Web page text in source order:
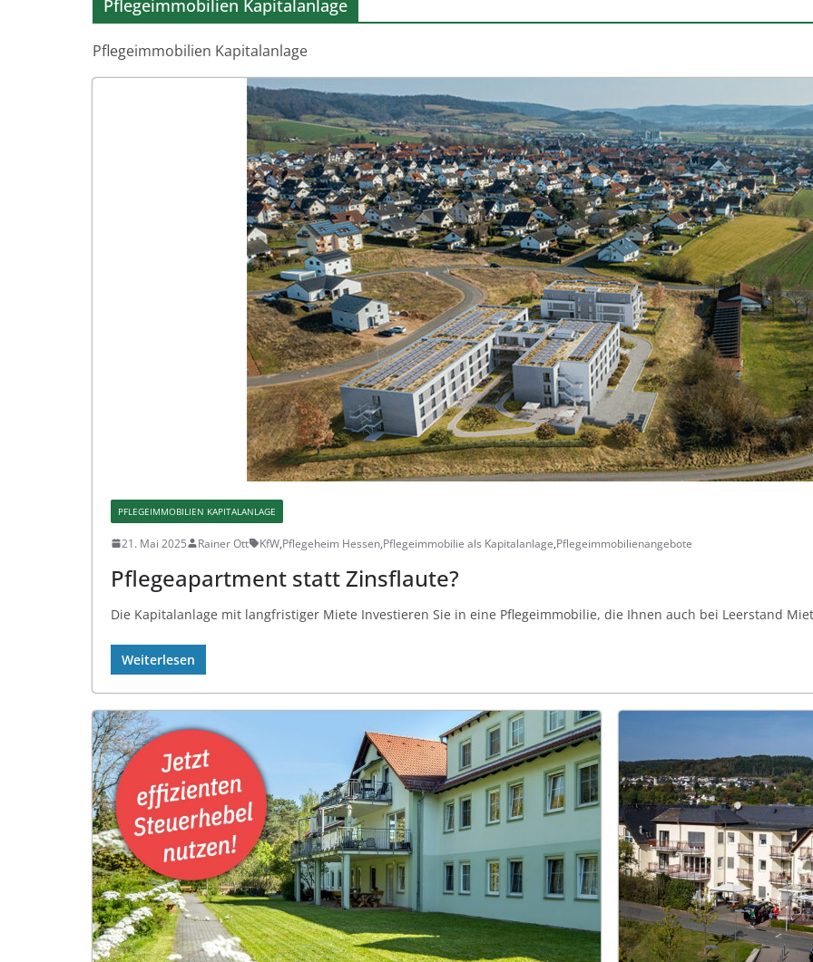
Pflegeimmobilien Kapitalanlage
Pflegeimmobilien Kapitalanlage
PFLEGEIMMOBILIEN KAPITALANLAGE
21. Mai 2025 Rainer Ott KfW,Pflegeheim Hessen,Pflegeimmobilie als Kapitalanlage,Pflegeimmobilienangebote
Pflegeapartment statt Zinsflaute?
Die Kapitalanlage mit langfristiger Miete Investieren Sie in eine Pflegeimmobilie, die Ihnen auch bei Leerstand
Weiterlesen